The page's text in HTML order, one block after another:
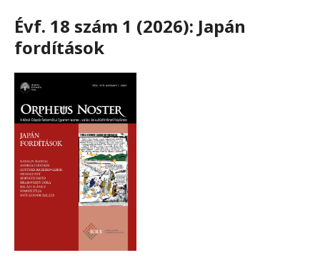
Évf. 18 szám 1 (2026): Japán
fordítások